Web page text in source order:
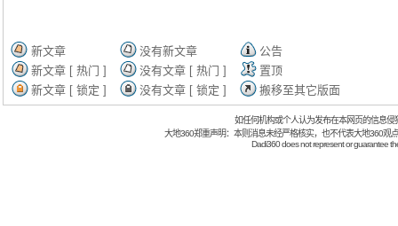
新文章 没有新文章
公告
新文章 [ 热门 ]
没有文章 [ 热门 ]
置顶
新文章 [ 锁定 ]
没有文章 [ 锁定 ] 搬移至其它版面
如任何机构或个人认为发布在本网页的信息
大地360郑重声明：本则消息未经严格核实，也不代表大地360观
Dadi360 does not represent or guarantee